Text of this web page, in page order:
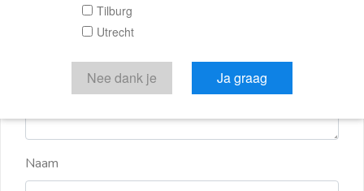
Door een bericht te sturen kom je in contact met de
aanbieder of makelaar van de woning.
Naam
Tilburg
Utrecht
Nee dank je Ja graag